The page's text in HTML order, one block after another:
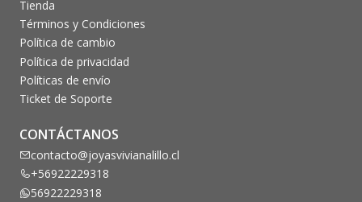
Tienda
Términos y Condiciones
Política de cambio
Política de privacidad
Políticas de envío
Ticket de Soporte
CONTÁCTANOS
contacto@joyasvivianalillo.cl
+56922229318
56922229318